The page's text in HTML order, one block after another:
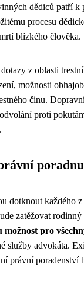
dědiců patří k
procesu
blízkého člověka.
z oblasti
možnosti
činu.
proti
poradnu
dotknout každého z
zatěžovat rodinný
možnost pro
služby advokáta.
právní poradenství